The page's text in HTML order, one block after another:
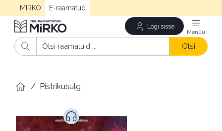
MIRKO E-raamatud
Logi sisse
Otsi
/ Pistrikusulg